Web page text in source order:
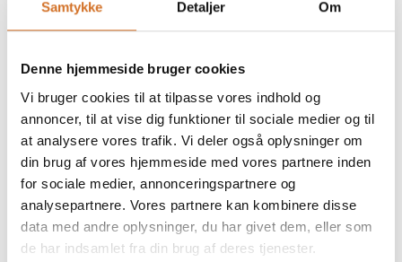
Samtykke Detaljer Om
Denne hjemmeside bruger cookies
Vi bruger cookies til at tilpasse vores indhold og
annoncer, til at vise dig funktioner til sociale medier og til
at analysere vores trafik. Vi deler også oplysninger om
din brug af vores hjemmeside med vores partnere inden
for sociale medier, annonceringspartnere og
analysepartnere. Vores partnere kan kombinere disse
data med andre oplysninger, du har givet dem, eller som
de har indsamlet fra din brug af deres tjenester.
Chili